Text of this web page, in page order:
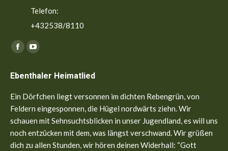
Telefon:
+432538/8110
Finden Sie uns auf:
Facebook
opens
in
new
window
YouTube
opens
in
new
window
Ebenthaler Heimatlied
Ein Dörfchen liegt versonnen im dichten Rebengrün, von
Feldern eingesponnen, die Hügel nordwärts ziehn. Wir
schauen mit Sehnsuchtsblicken in unser Jugendland, es will uns
noch entzücken mit dem, was längst verschwand. Wir grüßen
dich zu allen Stunden, wir hören deinen Widerhall: “Gott